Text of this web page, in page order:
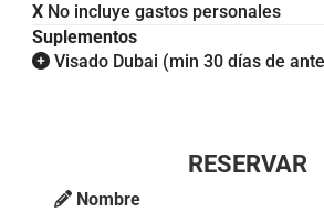
XNo incluye gastos personales
Suplementos
Visado Dubai (min 30 días de
RESERVAR
Nombre